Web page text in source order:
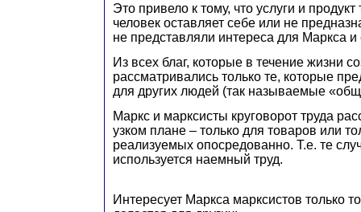
Это привело к тому, что услуги и
человек оставляет себе или не
не представляли интереса для Маркса и
Из всех благ, которые в течение жизни
рассматривались только те, которые
для других людей (так называемые
Маркс и марксисты круговорот труда
узком плане – только для товаров или
реализуемых опосредованно. Т.е. те
используется наемный труд.
Интересует Маркса марксистов только